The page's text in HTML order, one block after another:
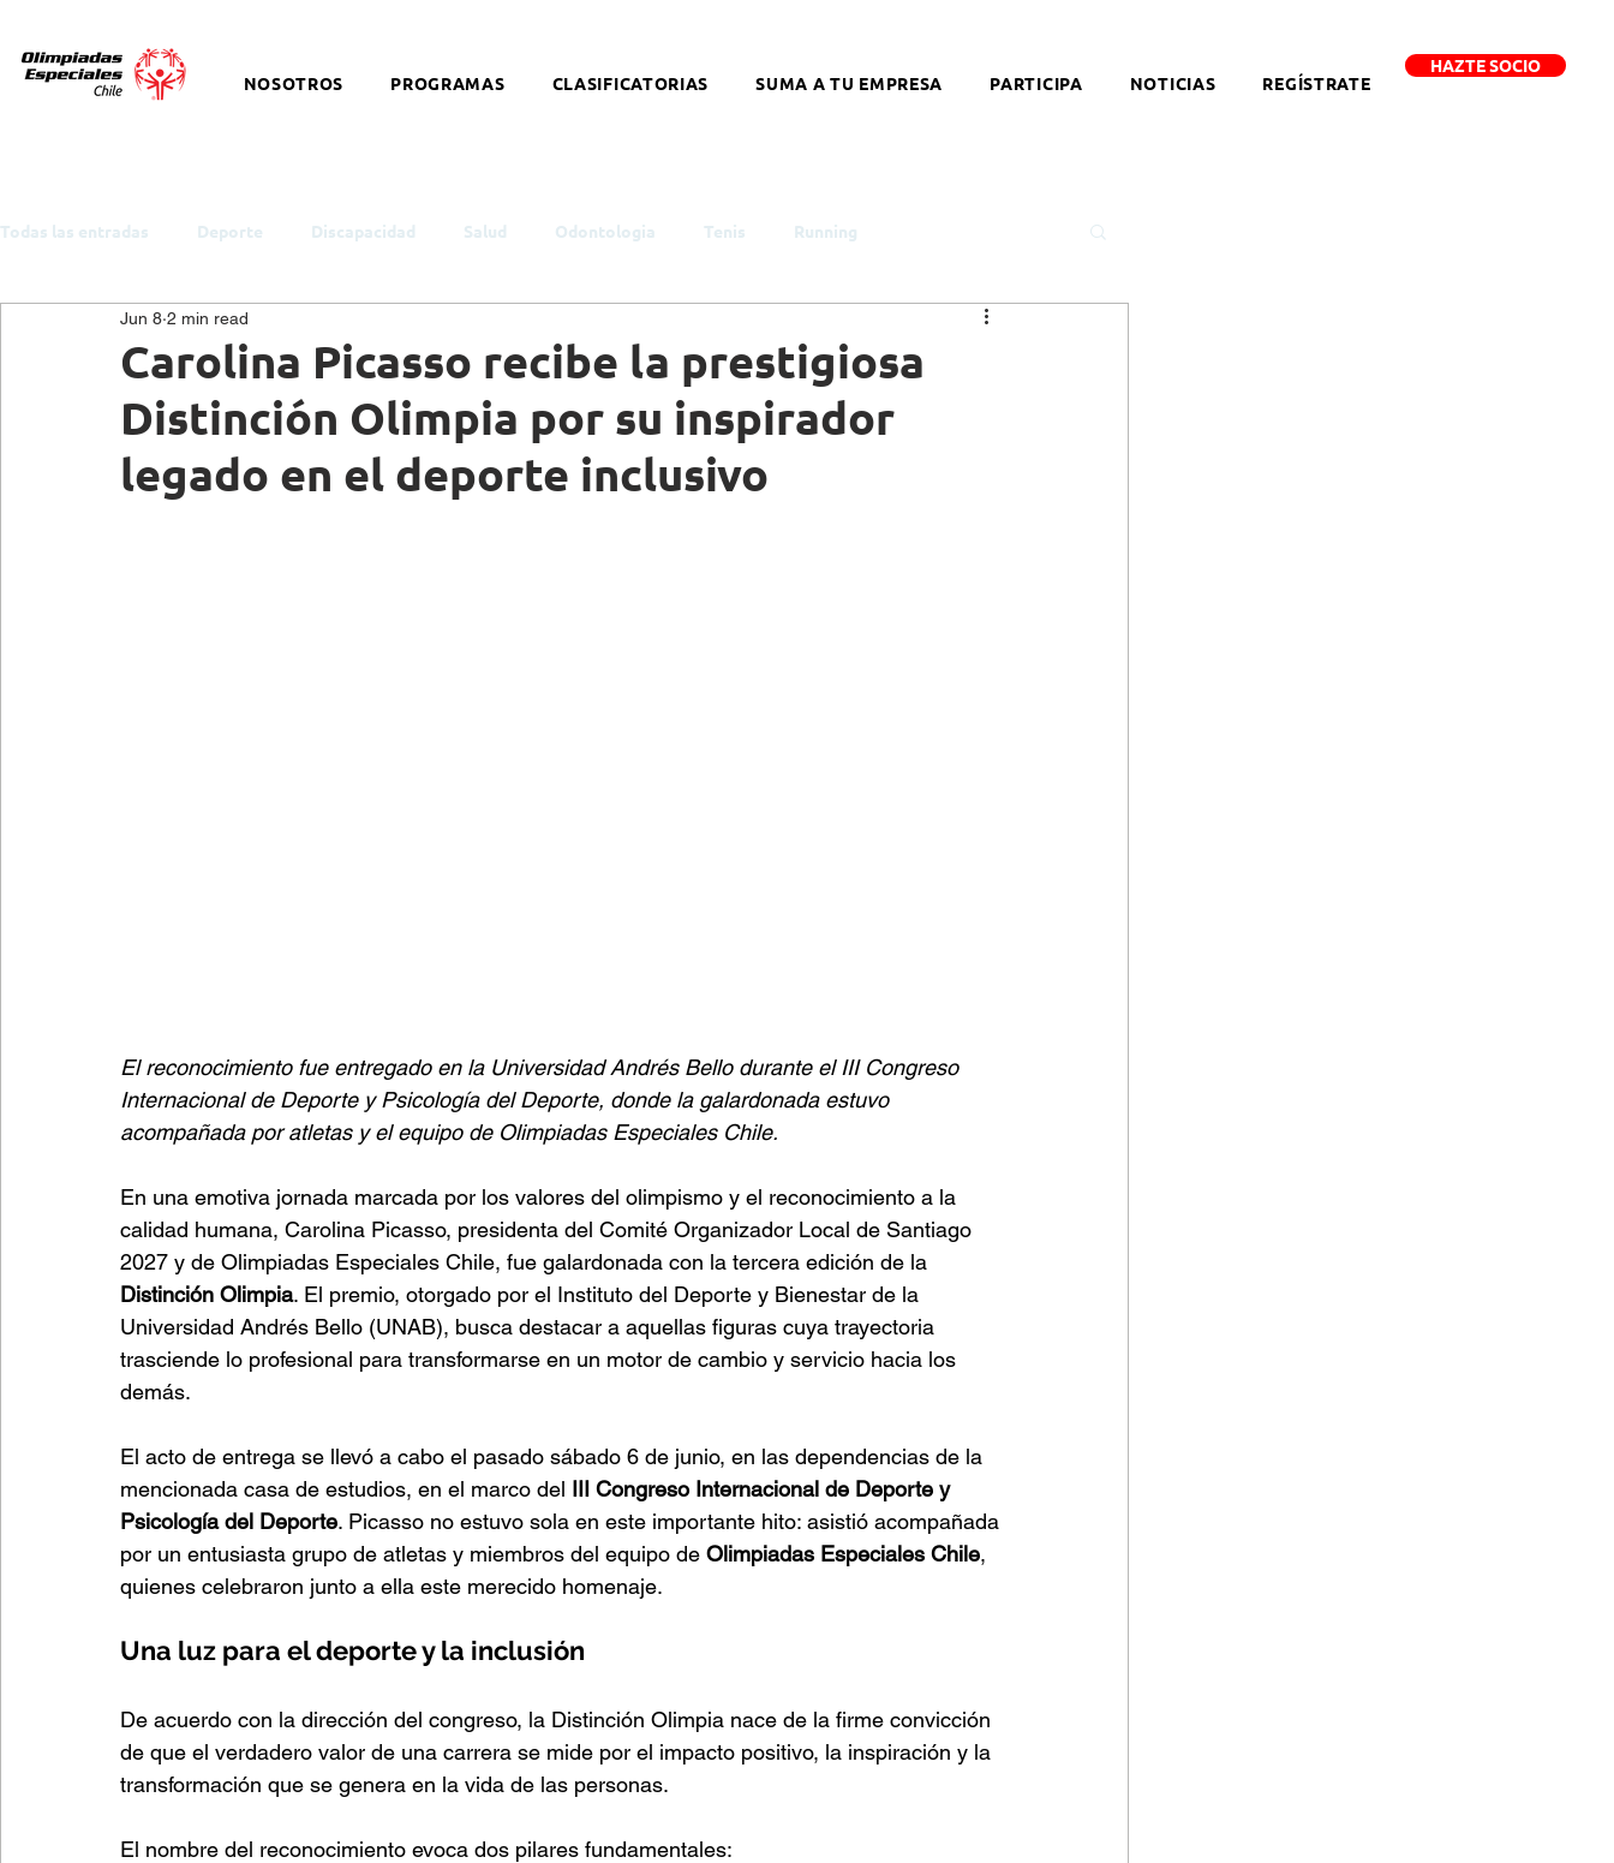
NOSOTROS PROGRAMAS CLASIFICATORIAS SUMA A TU EMPRESA PARTICIPA NOTICIAS REGÍSTRATE
HAZTE SOCIO
Todas las entradas Deporte Discapacidad Salud Odontologia Tenis Running
ODS y Política Pública Género
Snowboard Equitación Discapacidad Intelectual Síndrome de Down Coronavirus
Carolina Picasso recibe la prestigiosa
Distinción Olimpia por su inspirador
legado en el deporte inclusivo
Jun 8 2 min read
El reconocimiento fue entregado en la Universidad Andrés Bello durante el III Congreso
Internacional de Deporte y Psicología del Deporte, donde la galardonada estuvo
acompañada por atletas y el equipo de Olimpiadas Especiales Chile.
En una emotiva jornada marcada por los valores del olimpismo y el reconocimiento a la
calidad humana, Carolina Picasso, presidenta del Comité Organizador Local de Santiago
2027 y de Olimpiadas Especiales Chile, fue galardonada con la tercera edición de la
Distinción Olimpia. El premio, otorgado por el Instituto del Deporte y Bienestar de la
Universidad Andrés Bello (UNAB), busca destacar a aquellas figuras cuya trayectoria
trasciende lo profesional para transformarse en un motor de cambio y servicio hacia los
demás.
El acto de entrega se llevó a cabo el pasado sábado 6 de junio, en las dependencias de la
mencionada casa de estudios, en el marco del III Congreso Internacional de Deporte y
Psicología del Deporte. Picasso no estuvo sola en este importante hito: asistió acompañada
por un entusiasta grupo de atletas y miembros del equipo de Olimpiadas Especiales Chile,
quienes celebraron junto a ella este merecido homenaje.
Una luz para el deporte y la inclusión
De acuerdo con la dirección del congreso, la Distinción Olimpia nace de la firme convicción
de que el verdadero valor de una carrera se mide por el impacto positivo, la inspiración y la
transformación que se genera en la vida de las personas.
El nombre del reconocimiento evoca dos pilares fundamentales: